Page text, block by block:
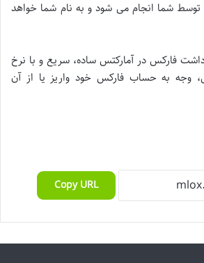
شما انجام می شود و به نام شما خواهد
فارکس در آمارکتس ساده، سریع و با نرخ
وجه به حساب فارکس خود واریز یا از آن
Copy URL